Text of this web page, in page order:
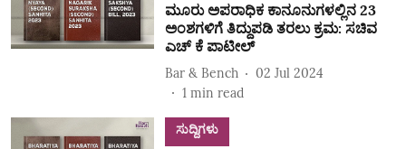
ಮೂರು ಅಪರಾಧಿಕ ಕಾನೂನುಗಳಲ್ಲಿನ 23
ಅಂಶಗಳಿಗೆ ತಿದ್ದುಪಡಿ ತರಲು ಕ್ರಮ: ಸಚಿವ
ಎಚ್‌ ಕೆ ಪಾಟೀಲ್‌
Bar & Bench
02 Jul 2024
1 min read
ಸುದ್ದಿಗಳು